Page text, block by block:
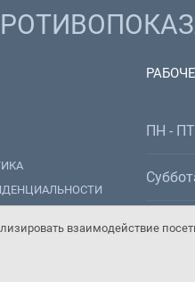
взаимодействие
ПН - ПТ